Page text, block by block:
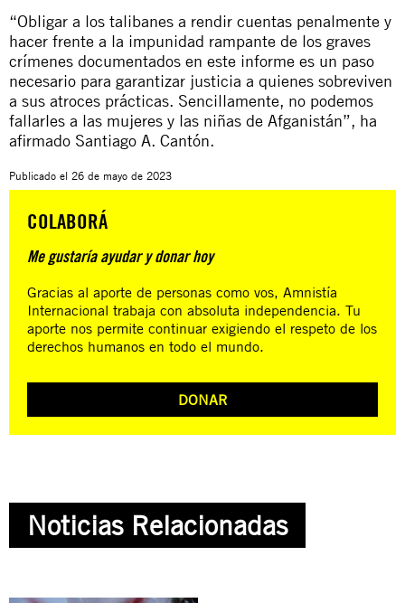
“Obligar a los talibanes a rendir cuentas penalmente y
hacer frente a la impunidad rampante de los graves
crímenes documentados en este informe es un paso
necesario para garantizar justicia a quienes sobreviven
a sus atroces prácticas. Sencillamente, no podemos
fallarles a las mujeres y las niñas de Afganistán”, ha
afirmado Santiago A. Cantón.
Publicado el 26 de mayo de 2023
COLABORÁ
Me gustaría ayudar y donar hoy
Gracias al aporte de personas como vos, Amnistía
Internacional trabaja con absoluta independencia. Tu
aporte nos permite continuar exigiendo el respeto de los
derechos humanos en todo el mundo.
DONAR
Noticias Relacionadas